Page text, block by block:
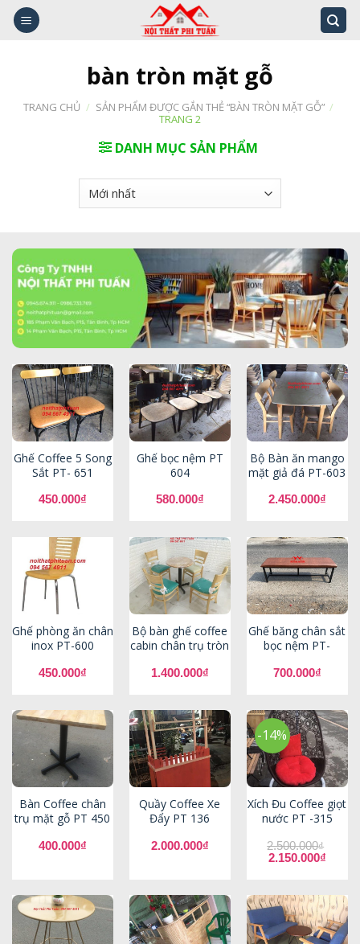
Skip
bàn tròn mặt gỗ
TRANG CHỦ / SẢN PHẨM ĐƯỢC GẮN THẺ “BÀN TRÒN MẶT GỖ” /
TRANG 2
DANH MỤC SẢN PHẨM
Ghế Coffee 5 Song
Sắt PT- 651
450.000₫
Ghế bọc nệm PT
604
580.000₫
Bộ Bàn ăn mango
mặt giả đá PT-603
2.450.000₫
Ghế phòng ăn chân
inox PT-600
450.000₫
Bộ bàn ghế coffee
cabin chân trụ tròn
1.400.000₫
Ghế băng chân sắt
bọc nệm PT-
700.000₫
Bàn Coffee chân
trụ mặt gỗ PT 450
400.000₫
Quầy Coffee Xe
Đẩy PT 136
2.000.000₫
-14%
Xích Đu Coffee giọt
nước PT -315
2.500.000₫
Giá
gốc
2.150.000₫Giá
hiện